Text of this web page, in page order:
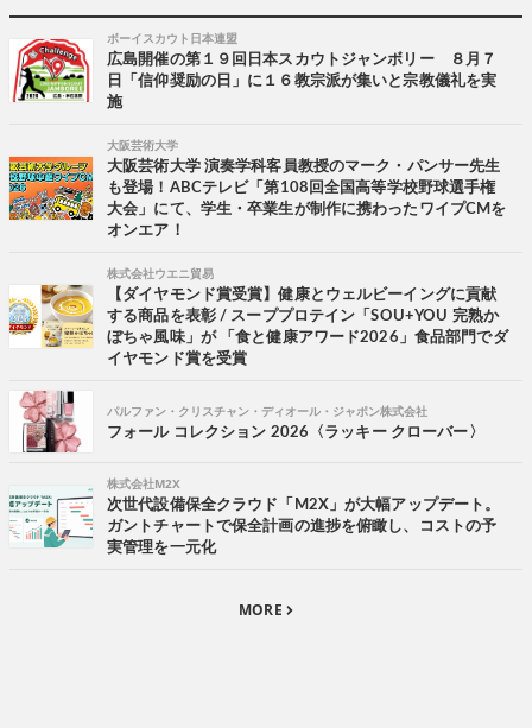
ボーイスカウト日本連盟
広島開催の第１９回日本スカウトジャンボリー ８月７
日「信仰奨励の日」に１６教宗派が集いと宗教儀礼を実
施
大阪芸術大学
大阪芸術大学 演奏学科客員教授のマーク・パンサー先生
も登場！ABCテレビ「第108回全国高等学校野球選手権
大会」にて、学生・卒業生が制作に携わったワイプCMを
オンエア！
株式会社ウエニ貿易
【ダイヤモンド賞受賞】健康とウェルビーイングに貢献
する商品を表彰 / スーププロテイン「SOU+YOU 完熟か
ぼちゃ風味」が 「食と健康アワード2026」食品部門でダ
イヤモンド賞を受賞
パルファン・クリスチャン・ディオール・ジャポン株式会社
フォール コレクション 2026〈ラッキー クローバー〉
株式会社M2X
次世代設備保全クラウド「M2X」が大幅アップデート。
ガントチャートで保全計画の進捗を俯瞰し、コストの予
実管理を一元化
MORE